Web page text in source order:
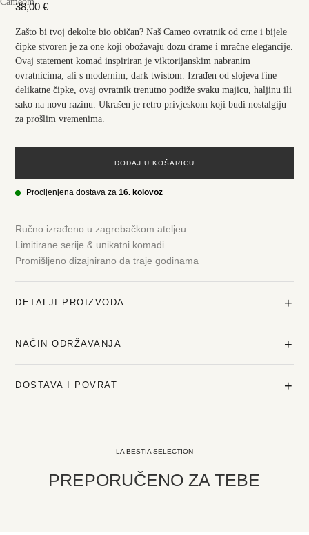
38,00€
Zašto bi tvoj dekolte bio običan? Naš Cameo ovratnik od crne i bijele
čipke stvoren je za one koji obožavaju dozu drame i mračne elegancije.
Ovaj statement komad inspiriran je viktorijanskim nabranim
ovratnicima, ali s modernim, dark twistom. Izrađen od slojeva fine
delikatne čipke, ovaj ovratnik trenutno podiže svaku majicu, haljinu ili
sako na novu razinu. Ukrašen je retro privjeskom koji budi nostalgiju
za prošlim vremenima.
DODAJ U KOŠARICU
Procijenjena dostava za16. kolovoz
Ručno izrađeno u zagrebačkom ateljeu
Limitirane serije & unikatni komadi
Promišljeno dizajnirano da traje godinama
DETALJI PROIZVODA +
NAČIN ODRŽAVANJA +
DOSTAVA I POVRAT +
LA BESTIA SELECTION
PREPORUČENO ZA TEBE